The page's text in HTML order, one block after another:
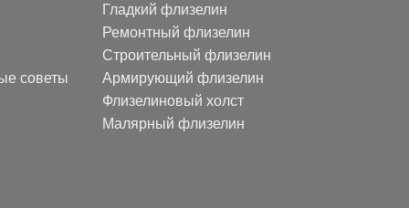
советы
Гладкий флизелин
Ремонтный флизелин
Строительный флизелин
Армирующий флизелин
Флизелиновый холст
Малярный флизелин